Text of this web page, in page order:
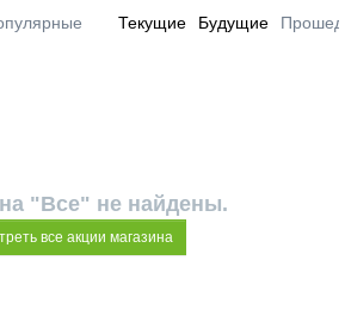
Текущие Будущие
"Все" не найдены.
все акции магазина